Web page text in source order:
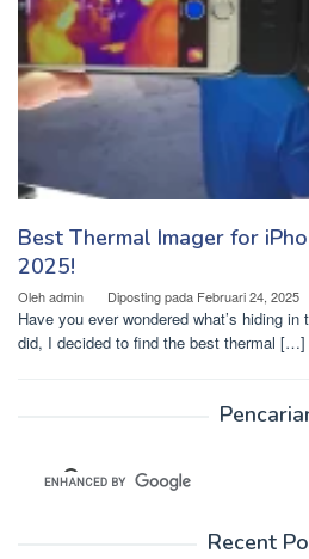
Best Thermal Imager for
2025!
Olehadmin Diposting pada Februari 24, 2025
Have you ever wondered what’s hiding
did, I decided to find the best thermal […]
Recent